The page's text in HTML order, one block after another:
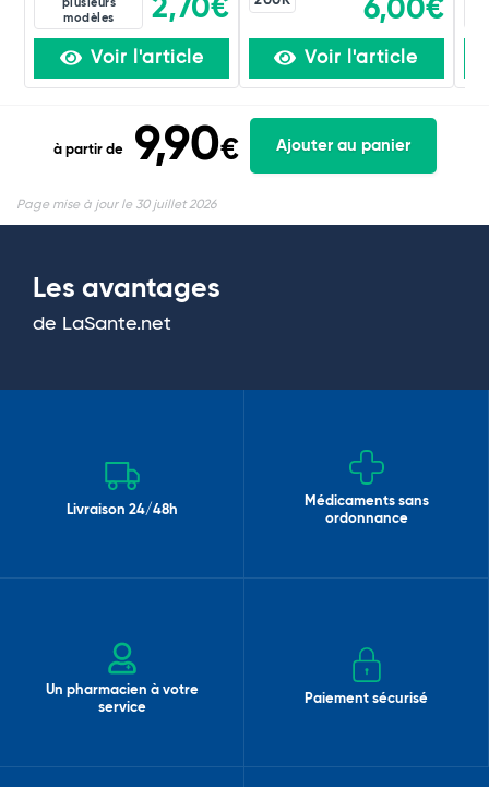
plusieurs
modèles
2,70€
Voir l'article
6,00€
Voir l'article
à partir de 9,90€ Ajouter au panier
Page mise à jour le 30 juillet 2026
Les avantages
de LaSante.net
Livraison 24/48h
Médicaments sans
ordonnance
Un pharmacien à votre
service
Paiement sécurisé